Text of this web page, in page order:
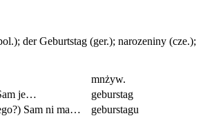
der Geburtstag (ger.); narozeniny (cze.);
mnżyw.
je…
geburstag
Sam ni ma…
geburstagu